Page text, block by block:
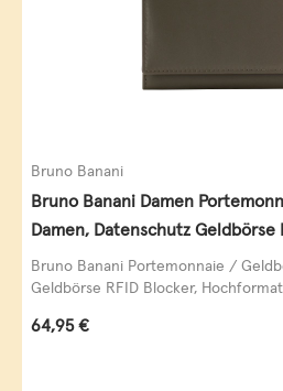
Bruno Banani
Bruno Banani Damen
Damen, Datenschutz Geldbörse
Querformat, echt Leder, taupe
Bruno Banani Portemonnaie /
Geldbörse RFID Blocker,
Regulärer Preis:
64,95 €